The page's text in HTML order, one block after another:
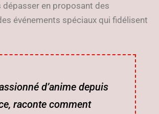
dépasser en proposant des
événements spéciaux qui fidélisent
d’anime depuis
raconte comment